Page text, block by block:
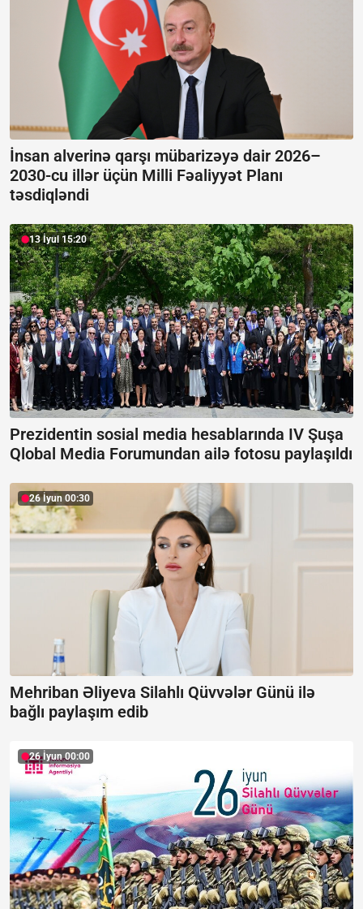
İnsan alverinə qarşı mübarizəyə dair 2026–
2030-cu illər üçün Milli Fəaliyyət Planı
təsdiqləndi
13 İyul 15:20
Prezidentin sosial media hesablarında IV Şuşa
Qlobal Media Forumundan ailə fotosu paylaşıldı
26 İyun 00:30
Mehriban Əliyeva Silahlı Qüvvələr Günü ilə
bağlı paylaşım edib
26 İyun 00:00